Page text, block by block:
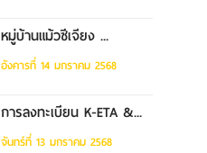
หมู่บ้านแม้วซีเจียง ...
อังคารที่ 14 มกราคม 2568
การลงทะเบียน K-ETA &...
จันทร์ที่ 13 มกราคม 2568